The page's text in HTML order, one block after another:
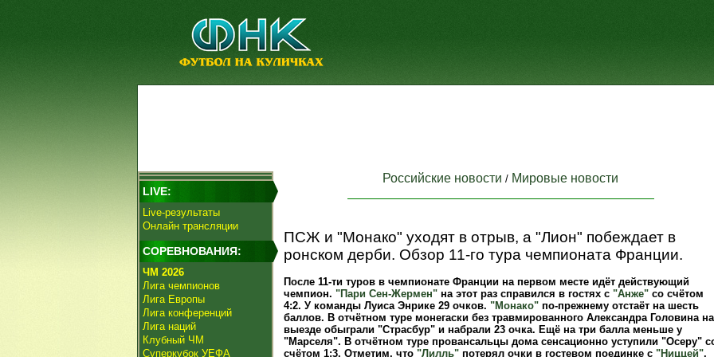
LIVE:
Live-результаты
Онлайн трансляции
СОРЕВНОВАНИЯ:
ЧМ 2026
Лига чемпионов
Лига Европы
Лига конференций
Лига наций
Клубный ЧМ
Суперкубок УЕФА
Российские новости / Мировые новости
ПСЖ и "Монако" уходят в отрыв, а "Лион" побеждает в
ронском дерби. Обзор 11-го тура чемпионата Франции.
После 11-ти туров в чемпионате Франции на первом месте идёт действующий
чемпион. "Пари Сен-Жермен"на этот раз справился в гостях с "Анже"со счётом
4:2. У команды Луиса Энрике 29 очков. "Монако"по-прежнему отстаёт на шесть
баллов. В отчётном туре монегаски без травмированного Александра Головина на
выезде обыграли "Страсбур" и набрали 23 очка. Ещё на три балла меньше у
"Марселя". В отчётном туре провансальцы дома сенсационно уступили "Осеру"
счётом 1:3. Отметим, что "Лилль"потерял очки в гостевом поединке с "Ниццей",